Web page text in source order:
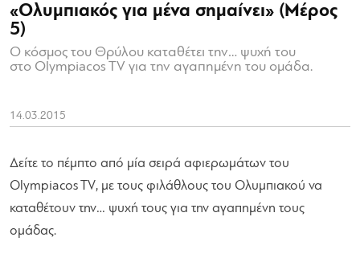
«Ολυμπιακός για μένα σημαίνει» (Μέρος
5)
Ο κόσμος του Θρύλου καταθέτει την… ψυχή του
στο Olympiacos TV για την αγαπημένη του ομάδα.
14.03.2015
Δείτε το πέμπτο από μία σειρά αφιερωμάτων του
Olympiacos TV, με τους φιλάθλους του Ολυμπιακού να
καταθέτουν την… ψυχή τους για την αγαπημένη τους
ομάδας.